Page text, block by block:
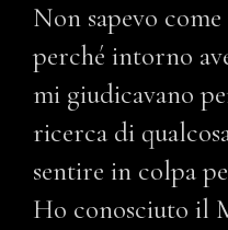
Non sapevo
perché intorno
mi giudicavano
ricerca di
sentire in colpa
Ho conosciuto il